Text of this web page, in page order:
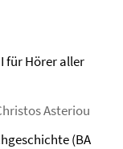
für Hörer aller
Asteriou
(BA